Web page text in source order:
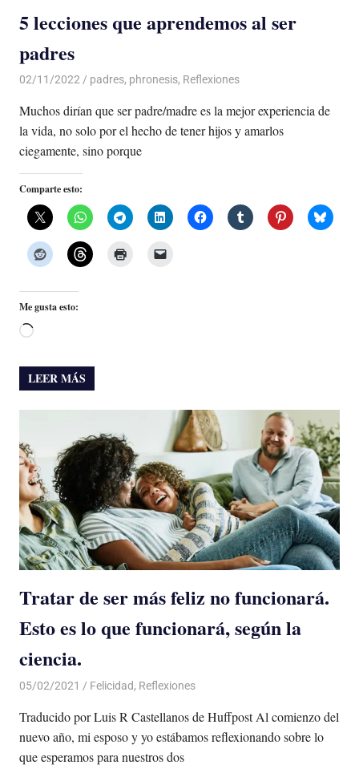
5 lecciones que aprendemos al ser
padres
02/11/2022 De todo un Poco
padres, phronesis, Reflexiones
Muchos dirían que ser padre/madre es la mejor experiencia de
la vida, no solo por el hecho de tener hijos y amarlos
ciegamente, sino porque
Comparte esto:
Me gusta esto:
Cargando...
LEER MÁS
Tratar de ser más feliz no funcionará.
Esto es lo que funcionará, según la
ciencia.
05/02/2021 De todo un Poco
Felicidad, Reflexiones
Traducido por Luis R Castellanos de Huffpost Al comienzo del
nuevo año, mi esposo y yo estábamos reflexionando sobre lo
que esperamos para nuestros dos